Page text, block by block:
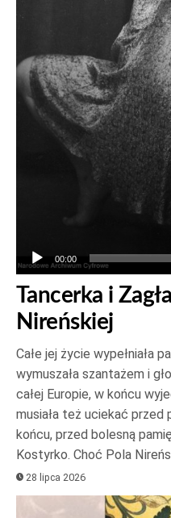
00:00
Tancerka i
Nireńskiej
Całe jej życie wypełniała
wymuszała szantażem i
całej Europie, w końcu
musiała też uciekać przed
końcu, przed bolesną
Kostyrko. Choć Pola
28 lipca 2026